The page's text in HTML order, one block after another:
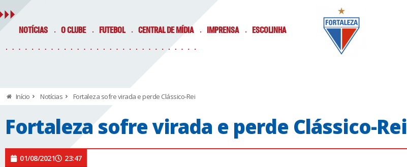
NOTÍCIAS O CLUBE FUTEBOL CENTRAL DE MÍDIA IMPRENSA ESCOLINHA
Início Notícias Fortaleza sofre virada e perde Clássico-Rei
Fortaleza sofre virada e perde Clássico-Rei
01/08/2021 23:47